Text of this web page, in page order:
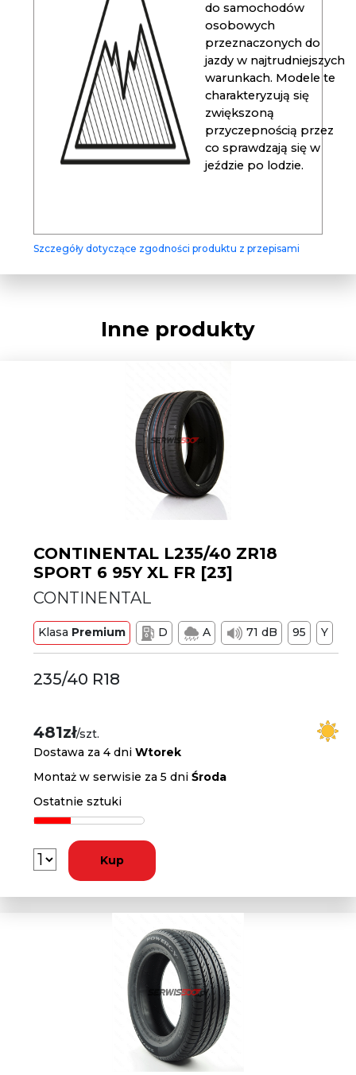
do samochodów
osobowych
przeznaczonych do
jazdy w najtrudniejszych
warunkach. Modele te
charakteryzują się
zwiększoną
przyczepnością przez
co sprawdzają się w
jeździe po lodzie.
Szczegóły dotyczące zgodności produktu z przepisami
Inne produkty
CONTINENTAL L235/40 ZR18
SPORT 6 95Y XL FR [23]
CONTINENTAL
Klasa Premium D A 71 dB 95 Y
235/40 R18
481zł/szt.
Dostawa za 4 dniWtorek
Montaż w serwisie za 5 dniŚroda
Ostatnie sztuki
Kup